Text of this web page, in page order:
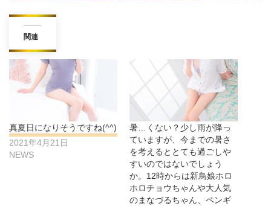
関連
真夏日になりそうですね(^^)
2021年4月21日
NEWS
暑…くない？少し雨が降っ
ていますが、今までの暑さ
を考えるととても過ごしや
すいのではないでしょう
か。12時からは新鳥娘ホロ
ホロチョウちゃんや大人気
のまなづるちゃん、ペンギ